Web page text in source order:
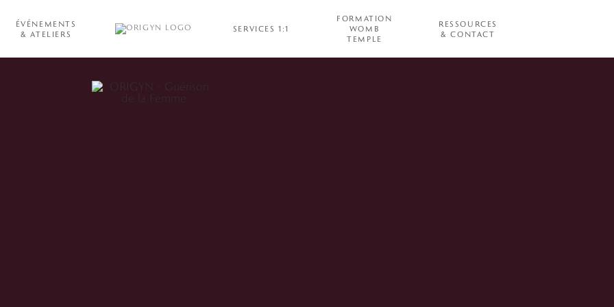
ÉVÉNEMENTS
& ATELIERS
SERVICES 1:1
FORMATION
WOMB
TEMPLE
RESSOURCES
& CONTACT